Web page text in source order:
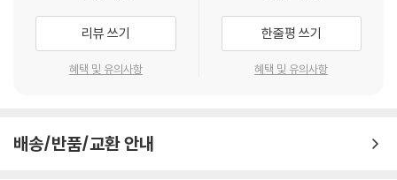
리뷰 쓰기
혜택 및 유의사항
한줄평 쓰기
혜택 및 유의사항
배송/반품/교환 안내